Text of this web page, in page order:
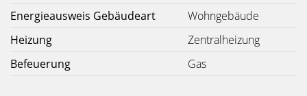
Energieausweis Gebäudeart
Wohngebäude
Heizung
Zentralheizung
Befeuerung
Gas